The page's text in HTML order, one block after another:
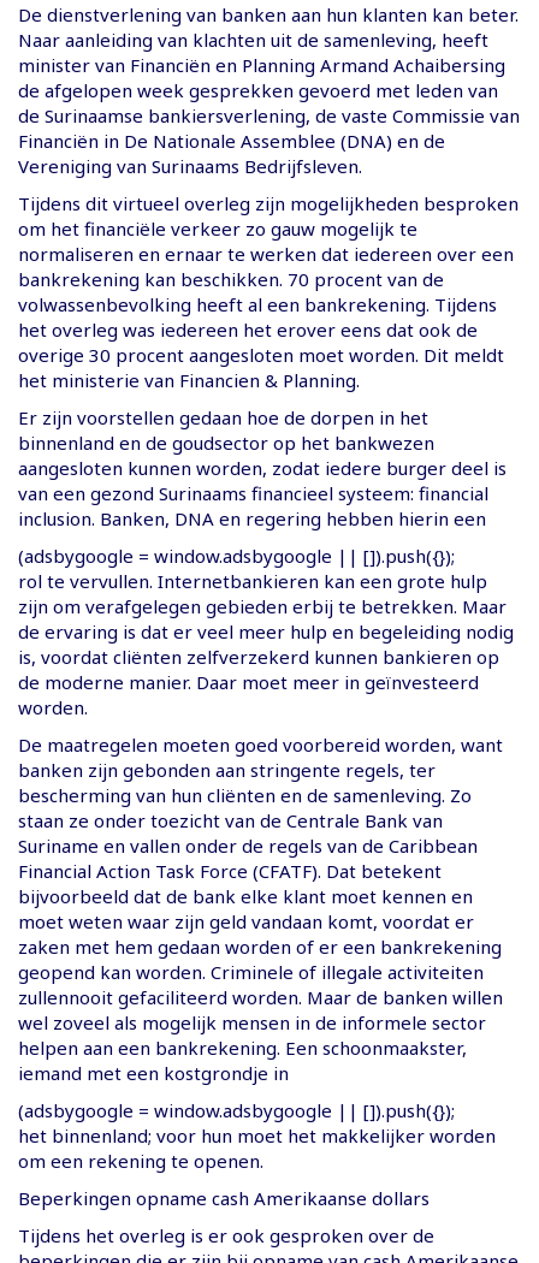
De dienstverlening van banken aan hun klanten kan beter.
Naar aanleiding van klachten uit de samenleving, heeft
minister van Financiën en Planning Armand Achaibersing
de afgelopen week gesprekken gevoerd met leden van
de Surinaamse bankiersverlening, de vaste Commissie van
Financiën in De Nationale Assemblee (DNA) en de
Vereniging van Surinaams Bedrijfsleven.
Tijdens dit virtueel overleg zijn mogelijkheden besproken
om het financiële verkeer zo gauw mogelijk te
normaliseren en ernaar te werken dat iedereen over een
bankrekening kan beschikken. 70 procent van de
volwassenbevolking heeft al een bankrekening. Tijdens
het overleg was iedereen het erover eens dat ook de
overige 30 procent aangesloten moet worden. Dit meldt
het ministerie van Financien & Planning.
Er zijn voorstellen gedaan hoe de dorpen in het
binnenland en de goudsector op het bankwezen
aangesloten kunnen worden, zodat iedere burger deel is
van een gezond Surinaams financieel systeem: financial
inclusion. Banken, DNA en regering hebben hierin een
(adsbygoogle = window.adsbygoogle || []).push({});
rol te vervullen. Internetbankieren kan een grote hulp
zijn om verafgelegen gebieden erbij te betrekken. Maar
de ervaring is dat er veel meer hulp en begeleiding nodig
is, voordat cliënten zelfverzekerd kunnen bankieren op
de moderne manier. Daar moet meer in geïnvesteerd
worden.
De maatregelen moeten goed voorbereid worden, want
banken zijn gebonden aan stringente regels, ter
bescherming van hun cliënten en de samenleving. Zo
staan ze onder toezicht van de Centrale Bank van
Suriname en vallen onder de regels van de Caribbean
Financial Action Task Force (CFATF). Dat betekent
bijvoorbeeld dat de bank elke klant moet kennen en
moet weten waar zijn geld vandaan komt, voordat er
zaken met hem gedaan worden of er een bankrekening
geopend kan worden. Criminele of illegale activiteiten
zullennooit gefaciliteerd worden. Maar de banken willen
wel zoveel als mogelijk mensen in de informele sector
helpen aan een bankrekening. Een schoonmaakster,
iemand met een kostgrondje in
(adsbygoogle = window.adsbygoogle || []).push({});
het binnenland; voor hun moet het makkelijker worden
om een rekening te openen.
Beperkingen opname cash Amerikaanse dollars
Tijdens het overleg is er ook gesproken over de